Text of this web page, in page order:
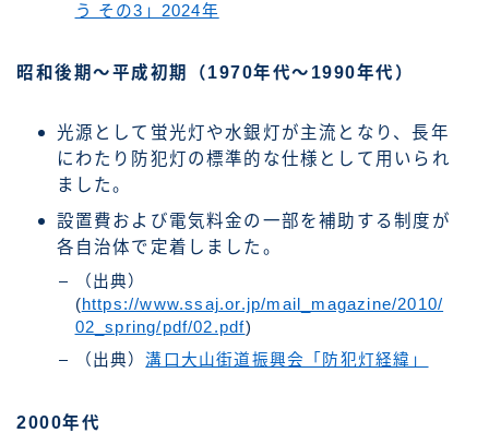
う その3」2024年
昭和後期～平成初期（1970年代～1990年代）
光源として蛍光灯や水銀灯が主流となり、長年
にわたり防犯灯の標準的な仕様として用いられ
ました。
設置費および電気料金の一部を補助する制度が
各自治体で定着しました。
（出典）
(https://www.ssaj.or.jp/mail_magazine/2010/
02_spring/pdf/02.pdf)
（出典）溝口大山街道振興会「防犯灯経緯」
2000年代